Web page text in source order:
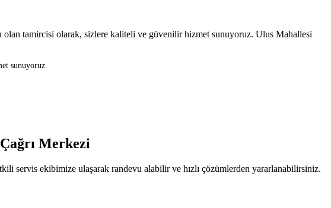
olan tamircisi olarak, sizlere kaliteli ve güvenilir hizmet sunuyoruz. Ulus Mahallesi
sunuyoruz.
Merkezi
servis ekibimize ulaşarak randevu alabilir ve hızlı çözümlerden yararlanabilirsiniz.